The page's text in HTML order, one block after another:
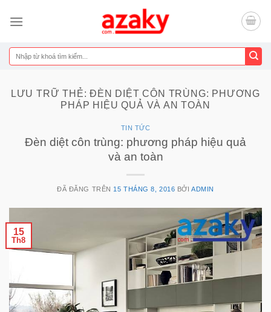
đến
dung
Tìm
kiếm:
LƯU TRỮ THẺ:ĐÈN DIỆT CÔN TRÙNG: PHƯƠNG
PHÁP HIỆU QUẢ VÀ AN TOÀN
TIN TỨC
Đèn diệt côn trùng: phương pháp hiệu quả
và an toàn
ĐÃ ĐĂNG TRÊN 15 THÁNG 8, 2016 BỞIADMIN
15
Th8